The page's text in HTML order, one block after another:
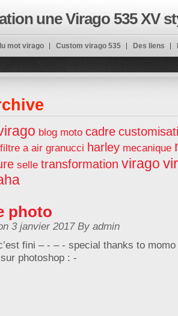
une Virago 535 XV
BOBBER
blog moto cadre
filtre a air granucci harley mecanique
selle transformation virago
photo
3 janvier 2017 By admin
fini – - – - special thanks to
photoshop : -
mot virago Custom virago 535 Des liens